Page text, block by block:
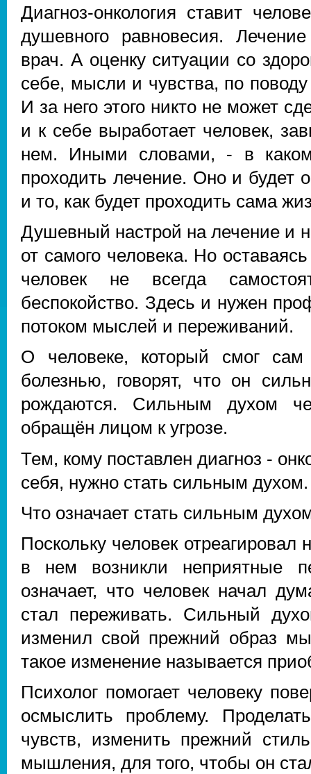
Диагноз-онкология ставит
душевного равновесия.
врач. А оценку ситуации со
себе, мысли и чувства, по
И за него этого никто не может
и к себе выработает человек,
нем. Иными словами, - в каком
проходить лечение. Оно и будет
и то, как будет проходить сама
Душевный настрой на лечение и
от самого человека. Но
человек не всегда
беспокойство. Здесь и нужен
потоком мыслей и переживаний.
О человеке, который смог
болезнью, говорят, что он
рождаются. Сильным духом
обращён лицом к угрозе.
Тем, кому поставлен диагноз -
себя, нужно стать сильным духом.
Что означает стать сильным
Поскольку человек
в нем возникли неприятные
означает, что человек начал
стал переживать. Сильный
изменил свой прежний образ
такое изменение называется
Психолог помогает человеку
осмыслить проблему.
чувств, изменить прежний
мышления, для того, чтобы он